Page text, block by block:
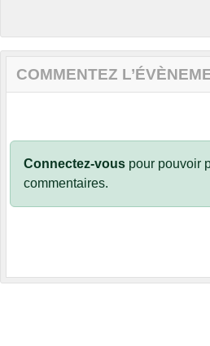
COMMENTEZ
Connectez-vous pour pouvoir
commentaires.